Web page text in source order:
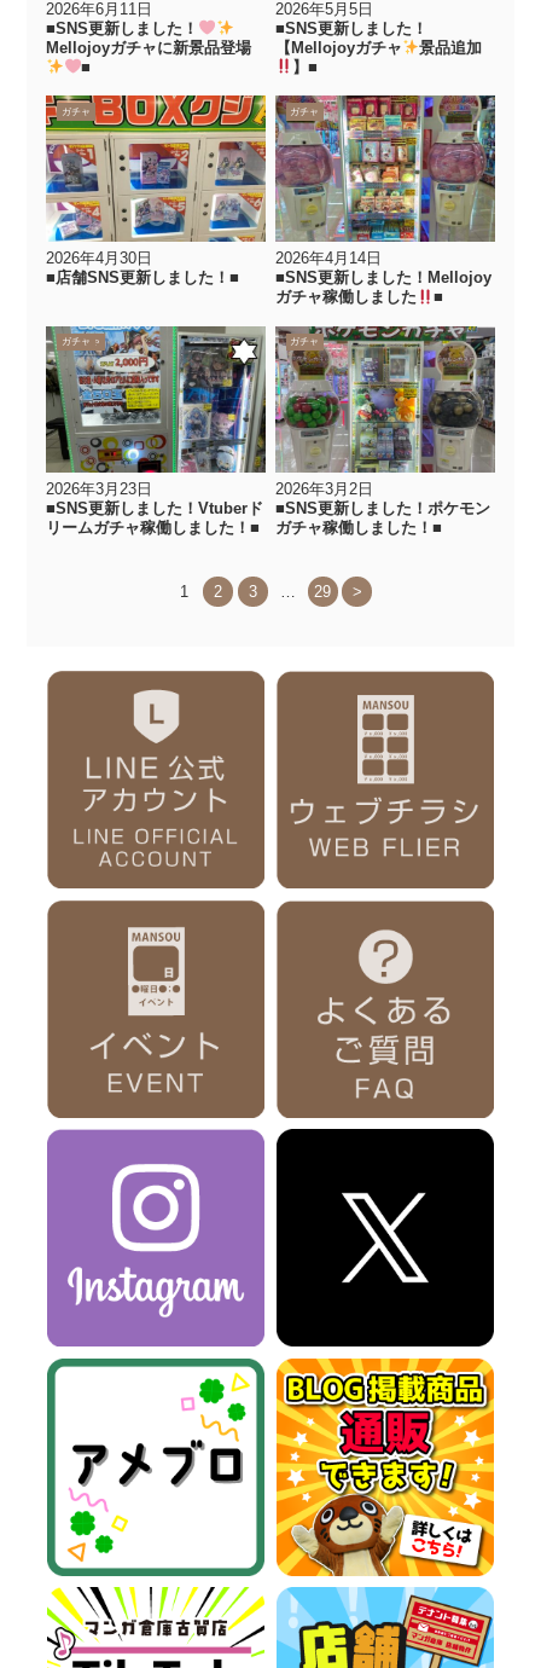
2026年6月11日
■SNS更新しました！
Mellojoyガチャに新景品登場
■
2026年5月5日
■SNS更新しました！
【Mellojoyガチャ
景品追加
】■
ガチャ
2026年4月30日
■店舗SNS更新しました！■
ガチャ
2026年4月14日
■SNS更新しました！Mellojoy
ガチャ稼働しました
■
おもちゃ
ガチャ
2026年3月23日
■SNS更新しました！Vtuberド
リームガチャ稼働しました！■
ガチャ
2026年3月2日
■SNS更新しました！ポケモン
ガチャ稼働しました！■
1 2 3 … 29 >